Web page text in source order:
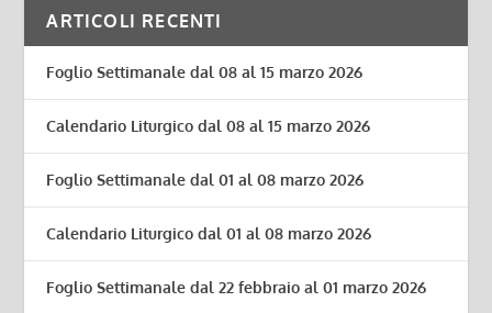
ARTICOLI RECENTI
Foglio Settimanale dal 08 al 15 marzo 2026
Calendario Liturgico dal 08 al 15 marzo 2026
Foglio Settimanale dal 01 al 08 marzo 2026
Calendario Liturgico dal 01 al 08 marzo 2026
Foglio Settimanale dal 22 febbraio al 01 marzo 2026